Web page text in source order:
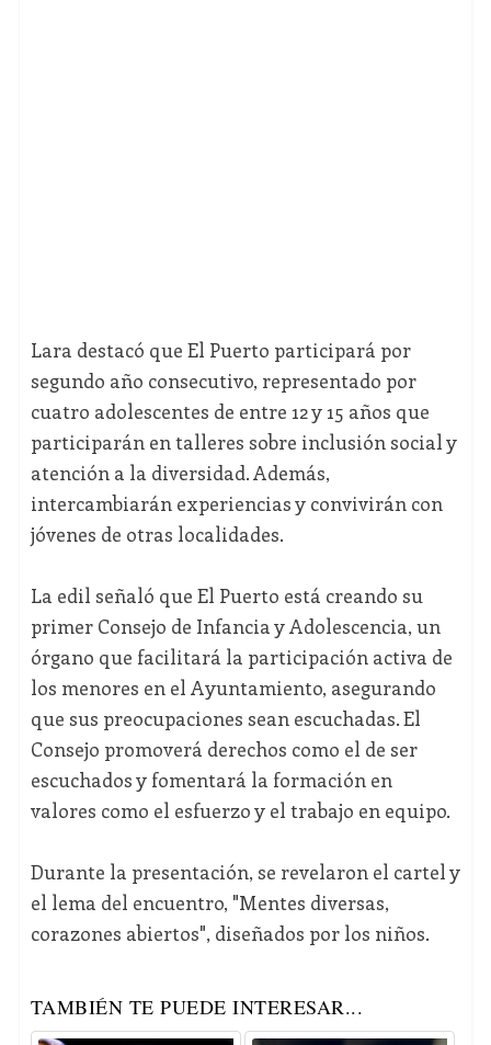
Lara destacó que El Puerto participará por
segundo año consecutivo, representado por
cuatro adolescentes de entre 12 y 15 años que
participarán en talleres sobre inclusión social y
atención a la diversidad. Además,
intercambiarán experiencias y convivirán con
jóvenes de otras localidades.
La edil señaló que El Puerto está creando su
primer Consejo de Infancia y Adolescencia, un
órgano que facilitará la participación activa de
los menores en el Ayuntamiento, asegurando
que sus preocupaciones sean escuchadas. El
Consejo promoverá derechos como el de ser
escuchados y fomentará la formación en
valores como el esfuerzo y el trabajo en equipo.
Durante la presentación, se revelaron el cartel y
el lema del encuentro, "Mentes diversas,
corazones abiertos", diseñados por los niños.
TAMBIÉN TE PUEDE INTERESAR...